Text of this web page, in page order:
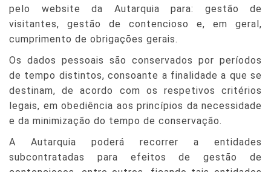
pelo website da Autarquia para: gestão de
visitantes, gestão de contencioso e, em geral,
cumprimento de obrigações gerais.
Os dados pessoais são conservados por períodos
de tempo distintos, consoante a finalidade a que se
destinam, de acordo com os respetivos critérios
legais, em obediência aos princípios da necessidade
e da minimização do tempo de conservação.
A Autarquia poderá recorrer a entidades
subcontratadas para efeitos de gestão de